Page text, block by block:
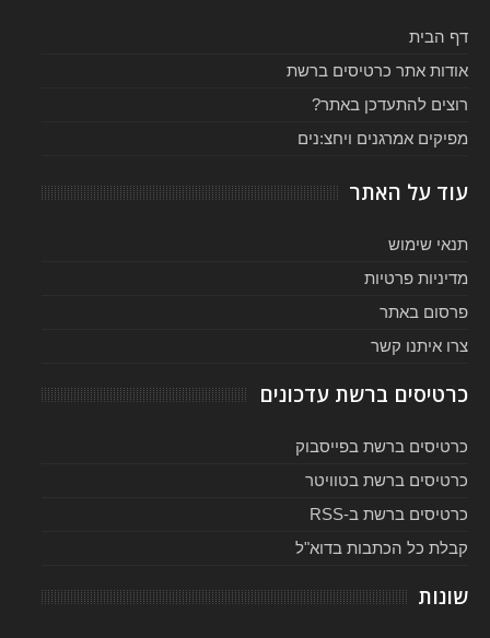
דף הבית
אודות אתר כרטיסים ברשת
רוצים להתעדכן באתר?
מפיקים אמרגנים ויחצ:נים
עוד על האתר
תנאי שימוש
מדיניות פרטיות
פרסום באתר
צרו איתנו קשר
כרטיסים ברשת עדכונים
כרטיסים ברשת בפייסבוק
כרטיסים ברשת בטוויטר
כרטיסים ברשת ב-RSS
קבלת כל הכתבות בדוא"ל
שונות